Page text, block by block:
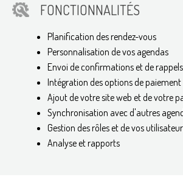
FONCTIONNALITÉS
Planification des rendez-vous
Personnalisation de vos agendas
Envoi de confirmations et de rappels
Intégration des options de paiement
Ajout de votre site web et de votre
Synchronisation avec d'autres
Gestion des rôles et de vos
Analyse et rapports